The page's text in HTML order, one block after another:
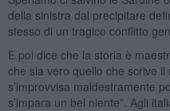
della sinistra dal precipitare
stesso di un tragico conflitto
E poi dice che la storia è
che sia vero quello che scrive
s’improvvisa maldestramente
s’impara un bel niente”. Agli